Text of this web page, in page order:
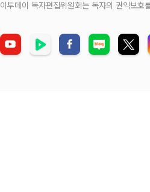
이투데이 독자편집위원회는 독자의 권익보호